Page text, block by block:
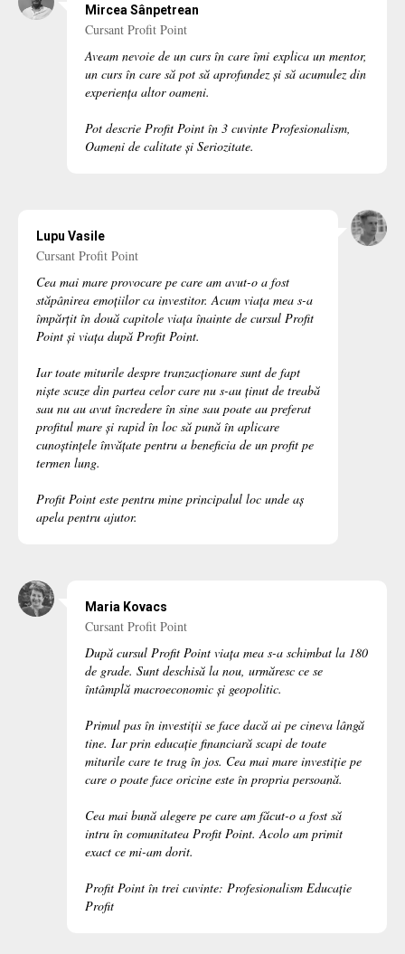
Mircea Sânpetrean
Cursant Profit Point
Aveam nevoie de un curs în care îmi explica un mentor,
un curs în care să pot să aprofundez și să acumulez din
experiența altor oameni.
Pot descrie Profit Point în 3 cuvinte Profesionalism,
Oameni de calitate și Seriozitate.
Lupu Vasile
Cursant Profit Point
Cea mai mare provocare pe care am avut-o a fost
stăpânirea emoțiilor ca investitor. Acum viața mea s-a
împărțit în două capitole viața înainte de cursul Profit
Point și viața după Profit Point.
Iar toate miturile despre tranzacționare sunt de fapt
niște scuze din partea celor care nu s-au ținut de treabă
sau nu au avut încredere în sine sau poate au preferat
profitul mare și rapid în loc să pună în aplicare
cunoștințele învățate pentru a beneficia de un profit pe
termen lung.
Profit Point este pentru mine principalul loc unde aș
apela pentru ajutor.
Maria Kovacs
Cursant Profit Point
După cursul Profit Point viața mea s-a schimbat la 180
de grade. Sunt deschisă la nou, urmăresc ce se
întâmplă macroeconomic și geopolitic.
Primul pas în investiții se face dacă ai pe cineva lângă
tine. Iar prin educație financiară scapi de toate
miturile care te trag în jos. Cea mai mare investiție pe
care o poate face oricine este în propria persoană.
Cea mai bună alegere pe care am făcut-o a fost să
intru în comunitatea Profit Point. Acolo am primit
exact ce mi-am dorit.
Profit Point în trei cuvinte: Profesionalism Educație
Profit